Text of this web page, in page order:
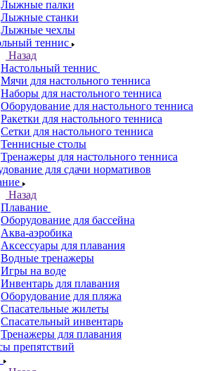
Лыжные палки
Лыжные станки
Лыжные чехлы
теннис
Назад
Настольный теннис
Мячи для настольного тенниса
Наборы для настольного тенниса
Оборудование для настольного тенниса
Ракетки для настольного тенниса
Сетки для настольного тенниса
Теннисные столы
Тренажеры для настольного тенниса
для сдачи нормативов
Назад
Плавание
Оборудование для бассейна
Аква-аэробика
Аксессуары для плавания
Водные тренажеры
Игры на воде
Инвентарь для плавания
Оборудование для пляжа
Спасательные жилеты
Спасательный инвентарь
Тренажеры для плавания
препятствий